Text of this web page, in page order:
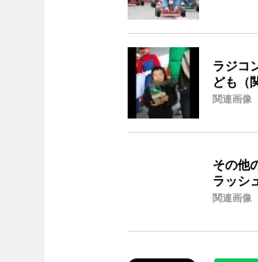
ラジコ
ども（
関連画像
その他
ラッシ
関連画像